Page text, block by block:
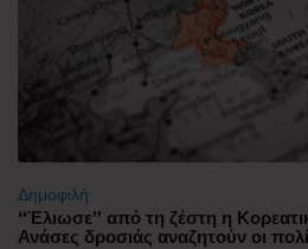
Δημοφιλή
“Έλιωσε” από τη ζέστη η
Ανάσες δροσιάς αναζητούν οι